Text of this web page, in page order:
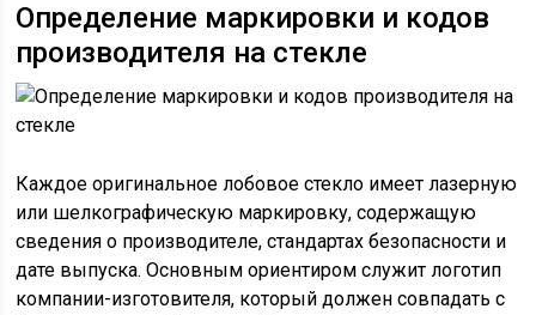
Определение маркировки и кодов
производителя на стекле
Каждое оригинальное лобовое стекло имеет лазерную
или шелкографическую маркировку, содержащую
сведения о производителе, стандартах безопасности и
дате выпуска. Основным ориентиром служит логотип
компании-изготовителя, который должен совпадать с